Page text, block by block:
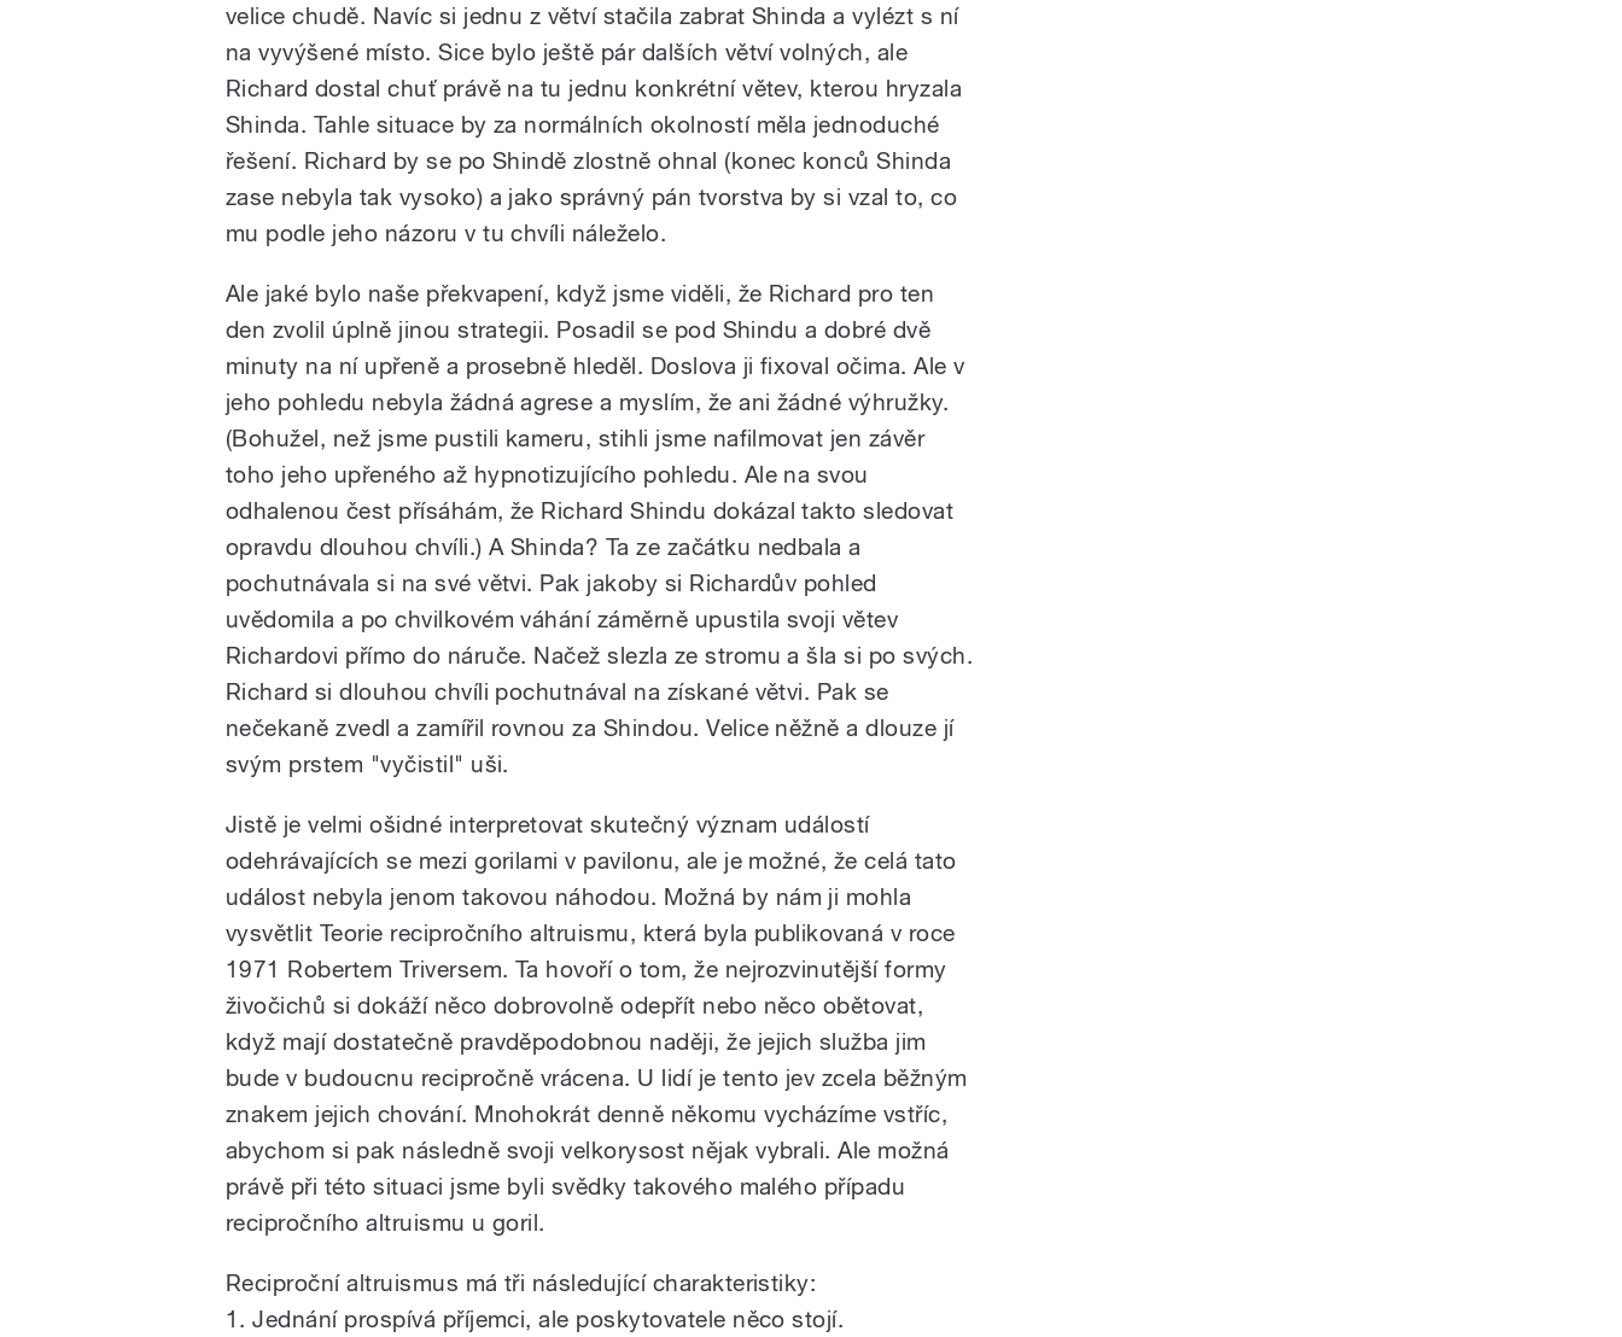
velice chudě. Navíc si jednu z větví stačila zabrat Shinda a vylézt s ní
na vyvýšené místo. Sice bylo ještě pár dalších větví volných, ale
Richard dostal chuť právě na tu jednu konkrétní větev, kterou hryzala
Shinda. Tahle situace by za normálních okolností měla jednoduché
řešení. Richard by se po Shindě zlostně ohnal (konec konců Shinda
zase nebyla tak vysoko) a jako správný pán tvorstva by si vzal to, co
mu podle jeho názoru v tu chvíli náleželo.
Ale jaké bylo naše překvapení, když jsme viděli, že Richard pro ten
den zvolil úplně jinou strategii. Posadil se pod Shindu a dobré dvě
minuty na ní upřeně a prosebně hleděl. Doslova ji fixoval očima. Ale v
jeho pohledu nebyla žádná agrese a myslím, že ani žádné výhružky.
(Bohužel, než jsme pustili kameru, stihli jsme nafilmovat jen závěr
toho jeho upřeného až hypnotizujícího pohledu. Ale na svou
odhalenou čest přísáhám, že Richard Shindu dokázal takto sledovat
opravdu dlouhou chvíli.) A Shinda? Ta ze začátku nedbala a
pochutnávala si na své větvi. Pak jakoby si Richardův pohled
uvědomila a po chvilkovém váhání záměrně upustila svoji větev
Richardovi přímo do náruče. Načež slezla ze stromu a šla si po svých.
Richard si dlouhou chvíli pochutnával na získané větvi. Pak se
nečekaně zvedl a zamířil rovnou za Shindou. Velice něžně a dlouze jí
svým prstem "vyčistil" uši.
Jistě je velmi ošidné interpretovat skutečný význam událostí
odehrávajících se mezi gorilami v pavilonu, ale je možné, že celá tato
událost nebyla jenom takovou náhodou. Možná by nám ji mohla
vysvětlit Teorie recipročního altruismu, která byla publikovaná v roce
1971 Robertem Triversem. Ta hovoří o tom, že nejrozvinutější formy
živočichů si dokáží něco dobrovolně odepřít nebo něco obětovat,
když mají dostatečně pravděpodobnou naději, že jejich služba jim
bude v budoucnu recipročně vrácena. U lidí je tento jev zcela běžným
znakem jejich chování. Mnohokrát denně někomu vycházíme vstříc,
abychom si pak následně svoji velkorysost nějak vybrali. Ale možná
právě při této situaci jsme byli svědky takového malého případu
recipročního altruismu u goril.
Reciproční altruismus má tři následující charakteristiky:
1. Jednání prospívá příjemci, ale poskytovatele něco stojí.